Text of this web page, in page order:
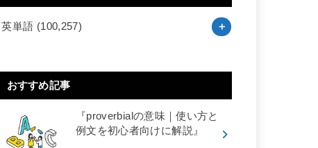
英単語 (100,257)
おすすめ記事
『proverbialの意味｜使い方と
例文を初心者向けに解説』